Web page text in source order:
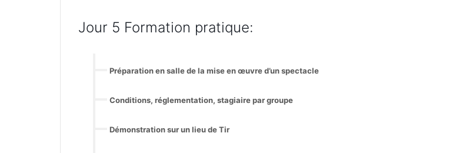
Jour 5 Formation pratique:
Préparation en salle de la mise en œuvre d’un spectacle
Conditions, réglementation, stagiaire par groupe
Démonstration sur un lieu de Tir